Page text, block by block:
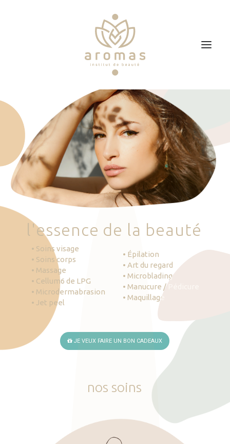
Soins
Je veux faire un bon cadeau
Plan d’accès
Prendre RDV
'essence de la beauté
• Soins visage
• Soins corps
• Massage
• Cellum6 de LPG
• Microdermabrasion
• Jet peel
• Épilation
• Art du regard
• Microblading
• Manucure / Pédicure
• Maquillage
JE VEUX FAIRE UN BON CADEAUX
nos soins